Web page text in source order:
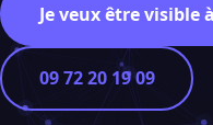
Je veux être visible
09 72 20 19 09